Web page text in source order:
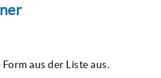
aus der Liste aus.